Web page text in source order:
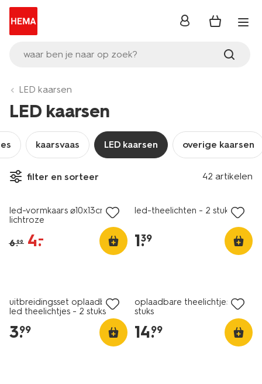
waar ben je naar op zoek?
inloggen
LED kaarsen
LED kaarsen
kaarsvaas LED kaarsen overige kaarsen
filter en sorteer 42 artikelen
sale
led-vormkaars ⌀10x13cm
lichtroze
6.99 4.
–
led-theelichten - 2 stuks
1.
39
uitbreidingsset oplaadbare
led theelichtjes - 2 stuks
3.
99
oplaadbare theelichtjes - 4
stuks
14.
99